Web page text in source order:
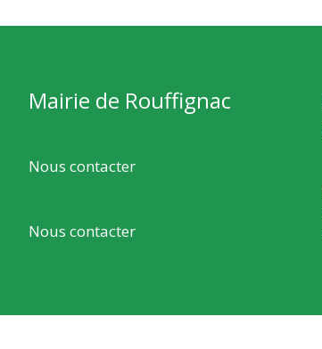
Mairie de Rouffignac
Nous contacter
Nous contacter